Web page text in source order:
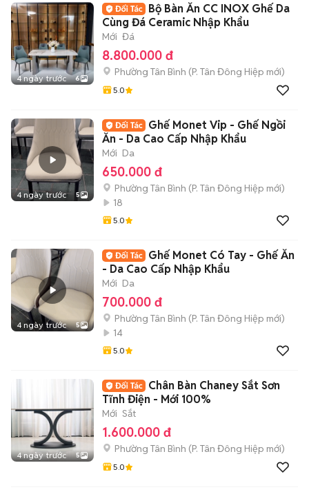
4 ngày trước 6
Bộ Bàn Ăn CC INOX Ghế Da
Cùng Đá Ceramic Nhập Khẩu
Mới Đá
8.800.000 đ
Phường Tân Bình (P. Tân Đông Hiệp mới)
5.0
4 ngày trước 5
Ghế Monet Vip - Ghế Ngồi
Ăn - Da Cao Cấp Nhập Khẩu
Mới Da
650.000 đ
Phường Tân Bình (P. Tân Đông Hiệp mới)
18
5.0
4 ngày trước 5
Ghế Monet Có Tay - Ghế Ăn
- Da Cao Cấp Nhập Khẩu
Mới Da
700.000 đ
Phường Tân Bình (P. Tân Đông Hiệp mới)
14
5.0
4 ngày trước 5
Chân Bàn Chaney Sắt Sơn
Tĩnh Điện - Mới 100%
Mới Sắt
1.600.000 đ
Phường Tân Bình (P. Tân Đông Hiệp mới)
5.0